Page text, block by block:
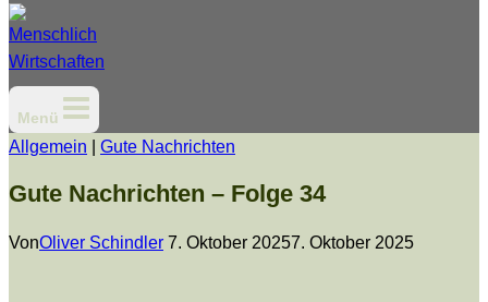
Menü
Allgemein Gute Nachrichten
Gute Nachrichten – Folge 34
VonOliver Schindler 7. Oktober 20257. Oktober 2025